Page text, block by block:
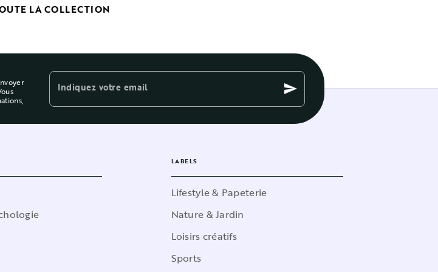
LA COLLECTION
Indiquez votre email send
LABELS
Lifestyle & Papeterie
Nature & Jardin
Loisirs créatifs
Sports